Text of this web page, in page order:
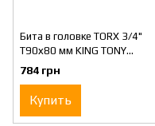
Бита в головке TORX 3/4"
Т90х80 мм KING TONY
(602390)
784 грн
Купить